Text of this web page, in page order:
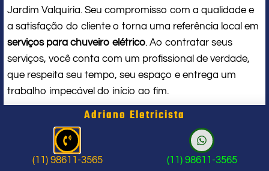
Jardim Valquiria. Seu compromisso com a qualidade e
a satisfação do cliente o torna uma referência local em
serviços para chuveiro elétrico. Ao contratar seus
serviços, você conta com um profissional de verdade,
que respeita seu tempo, seu espaço e entrega um
trabalho impecável do início ao fim.
Problema com chuveiro: sinais que
indicam a hora de chamar um
profissional
Adriano Eletricista
(11) 98611-3565 (11) 98611-3565